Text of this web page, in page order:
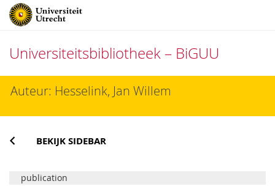
Universiteitsbibliotheek – BiGUU
naarAuteur: Hesselink, Jan Willem
BEKIJK SIDEBAR
publication